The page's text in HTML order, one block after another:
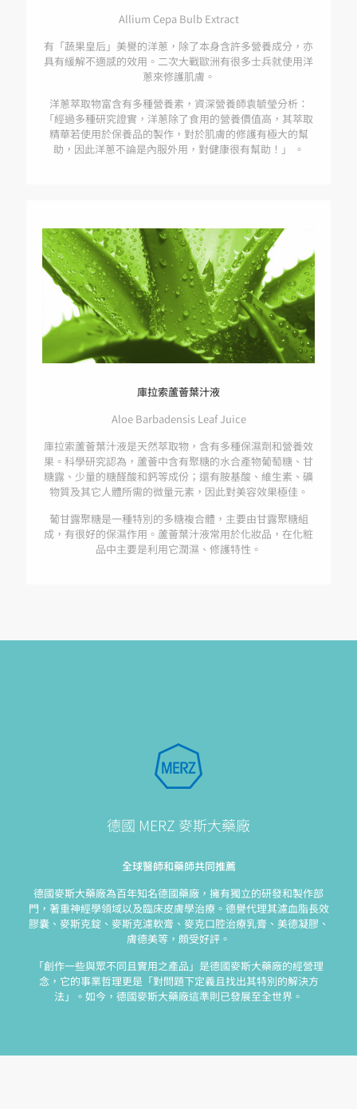
Allium Cepa Bulb Extract
有「蔬果皇后」美譽的洋蔥，除了本身含許多營養成分，亦
具有緩解不適感的效用。二次大戰歐洲有很多士兵就使用洋
蔥來修護肌膚。
洋蔥萃取物富含有多種營養素，資深營養師袁毓瑩分析：
「經過多種研究證實，洋蔥除了食用的營養價值高，其萃取
精華若使用於保養品的製作，對於肌膚的修護有極大的幫
助，因此洋蔥不論是內服外用，對健康很有幫助！」 。
庫拉索蘆薈葉汁液
Aloe Barbadensis Leaf Juice
庫拉索蘆薈葉汁液是天然萃取物，含有多種保濕劑和營養效
果。科學研究認為，蘆薈中含有聚糖的水合產物葡萄糖、甘
糖露、少量的糖醛酸和鈣等成份；還有胺基酸、維生素、礦
物質及其它人體所需的微量元素，因此對美容效果極佳。
葡甘露聚糖是一種特別的多糖複合體，主要由甘露聚糖組
成，有很好的保濕作用。蘆薈葉汁液常用於化妝品，在化粧
品中主要是利用它潤濕、修護特性。
德國 MERZ 麥斯大藥廠
全球醫師和藥師共同推薦
德國麥斯大藥廠為百年知名德國藥廠，擁有獨立的研發和製作部
門，著重神經學領域以及臨床皮膚學治療。德譽代理其濾血脂長效
膠囊、麥斯克錠、麥斯克濾軟膏、麥克口腔治療乳膏、美德凝膠、
膚德美等，頗受好評。
「創作一些與眾不同且實用之產品」是德國麥斯大藥廠的經營理
念，它的事業哲理更是「對問題下定義且找出其特別的解決方
法」。如今，德國麥斯大藥廠這準則已發展至全世界。